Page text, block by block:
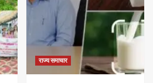
राज्य समाचार